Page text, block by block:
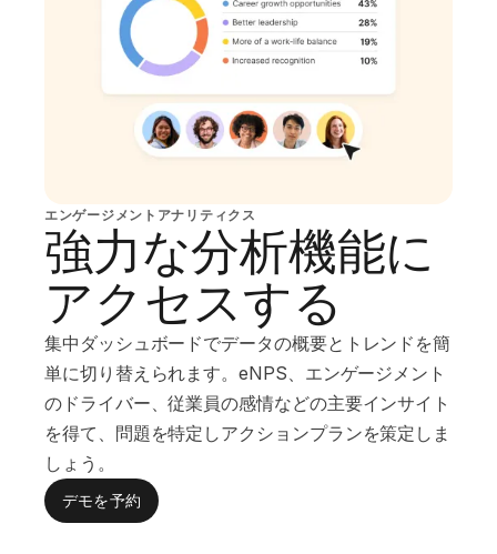
エンゲージメントアナリティクス
強力な分析機能に
アクセスする
集中ダッシュボードでデータの概要とトレンドを簡
単に切り替えられます。eNPS、エンゲージメント
のドライバー、従業員の感情などの主要インサイト
を得て、問題を特定しアクションプランを策定しま
しょう。
デモを予約